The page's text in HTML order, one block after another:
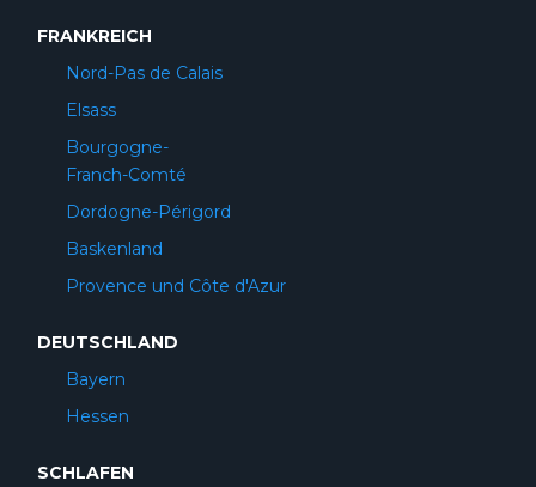
FRANKREICH
Nord-Pas de Calais
Elsass
Bourgogne-
Franch-Comté
Dordogne-Périgord
Baskenland
Provence und Côte d'Azur
DEUTSCHLAND
Bayern
Hessen
SCHLAFEN